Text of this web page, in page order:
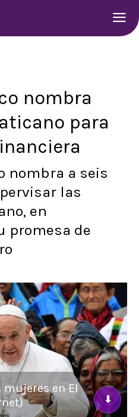
nombra
para
nombra a seis
las
en
promesa de
en El
⬇